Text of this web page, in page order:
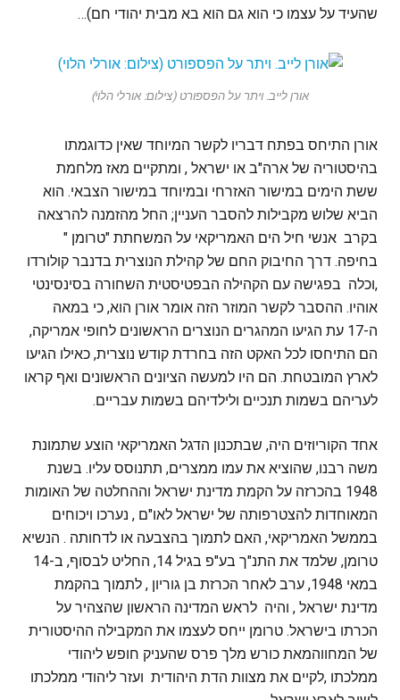
שהעיד על עצמו כי הוא גם הוא בא מבית יהודי חם)…
אורן לייב. ויתר על הפספורט (צילום: אורלי הלוי)
אורן התיחס בפתח דבריו לקשר המיוחד שאין כדוגמתו
בהיסטוריה של ארה"ב או ישראל , ומתקיים מאז מלחמת
ששת הימים במישור האזרחי ובמיוחד במישור הצבאי. הוא
הביא שלוש מקבילות להסבר העניין; החל מהזמנה להרצאה
בקרב אנשי חיל הים האמריקאי על המשחתת "טרומן "
בחיפה. דרך החיבוק החם של קהילת הנוצרית בדנבר קולורדו
,וכלה בפגישה עם הקהילה הבפטיסטית השחורה בסינסינטי
אוהיו. ההסבר לקשר המוזר הזה אומר אורן הוא, כי במאה
ה-17 עת הגיעו המהגרים הנוצרים הראשונים לחופי אמריקה,
הם התיחסו לכל האקט הזה בחרדת קודש נוצרית, כאילו הגיעו
לארץ המובטחת. הם היו למעשה הציונים הראשונים ואף קראו
לעריהם בשמות תנכיים ולילדיהם בשמות עבריים.
אחד הקוריוזים היה, שבתכנון הדגל האמריקאי הוצע שתמונת
משה רבנו, שהוציא את עמו ממצרים, תתנוסס עליו. בשנת
1948 בהכרזה על הקמת מדינת ישראל וההחלטה של האומות
המאוחדות להצטרפותה של ישראל לאו"ם , נערכו ויכוחים
בממשל האמריקאי, האם לתמוך בהצבעה או לדחותה . הנשיא
טרומן, שלמד את התנ"ך בע"פ בגיל 14, החליט לבסוף, ב-14
במאי 1948, ערב לאחר הכרזת בן גוריון , לתמוך בהקמת
מדינת ישראל , והיה לראש המדינה הראשון שהצהיר על
הכרתו בישראל. טרומן ייחס לעצמו את המקבילה ההיסטורית
של המחווהמאת כורש מלך פרס שהעניק חופש ליהודי
ממלכתו ,לקיים את מצוות הדת היהודית ועזר ליהודי ממלכתו